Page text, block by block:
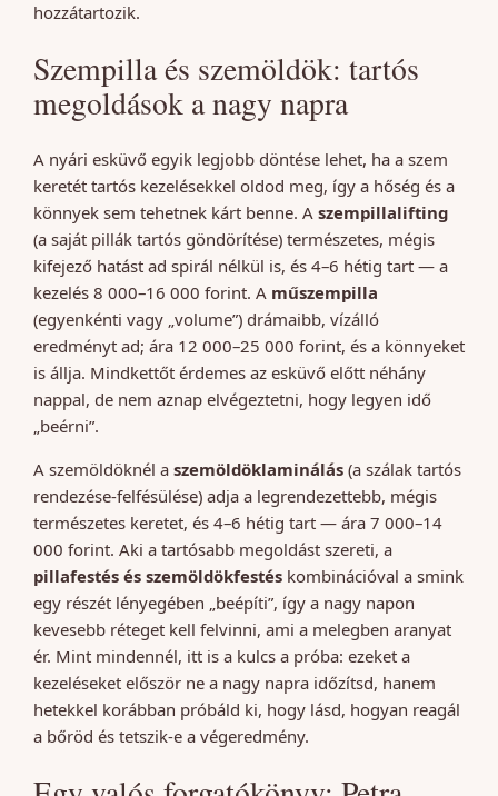
hozzátartozik.
Szempilla és szemöldök: tartós
megoldások a nagy napra
A nyári esküvő egyik legjobb döntése lehet, ha a szem
keretét tartós kezelésekkel oldod meg, így a hőség és a
könnyek sem tehetnek kárt benne. A szempillalifting
(a saját pillák tartós göndörítése) természetes, mégis
kifejező hatást ad spirál nélkül is, és 4–6 hétig tart — a
kezelés 8 000–16 000 forint. A műszempilla
(egyenkénti vagy „volume”) drámaibb, vízálló
eredményt ad; ára 12 000–25 000 forint, és a könnyeket
is állja. Mindkettőt érdemes az esküvő előtt néhány
nappal, de nem aznap elvégeztetni, hogy legyen idő
„beérni”.
A szemöldöknél a szemöldöklaminálás (a szálak tartós
rendezése-felfésülése) adja a legrendezettebb, mégis
természetes keretet, és 4–6 hétig tart — ára 7 000–14
000 forint. Aki a tartósabb megoldást szereti, a
pillafestés és szemöldökfestés kombinációval a smink
egy részét lényegében „beépíti”, így a nagy napon
kevesebb réteget kell felvinni, ami a melegben aranyat
ér. Mint mindennél, itt is a kulcs a próba: ezeket a
kezeléseket először ne a nagy napra időzítsd, hanem
hetekkel korábban próbáld ki, hogy lásd, hogyan reagál
a bőröd és tetszik-e a végeredmény.